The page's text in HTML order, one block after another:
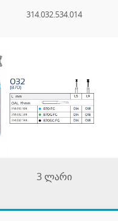
314.032.534.014
3 ლარი